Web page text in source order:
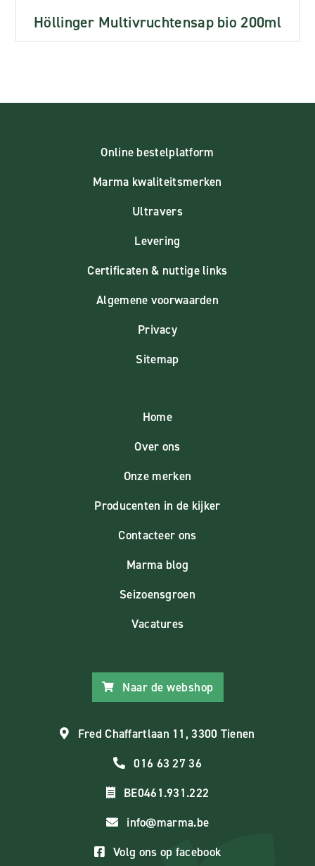
Höllinger Multivruchtensap bio 200ml
Online bestelplatform
Marma kwaliteitsmerken
Ultravers
Levering
Certificaten & nuttige links
Algemene voorwaarden
Privacy
Sitemap
Home
Over ons
Onze merken
Producenten in de kijker
Contacteer ons
Marma blog
Seizoensgroen
Vacatures
Naar de webshop
Fred Chaffartlaan 11, 3300 Tienen
016 63 27 36
BE0461.931.222
info@marma.be
Volg ons op facebook